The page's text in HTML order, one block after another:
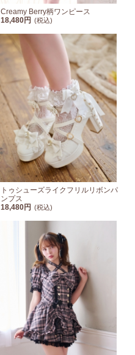
Creamy Berry柄ワンピース
18,480円 (税込)
トゥシューズライクフリルリボンパ
ンプス
18,480円 (税込)